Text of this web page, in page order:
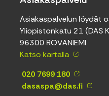
Asiakaspalvelun löydät
Yliopistonkatu 21 (DAS
96300 ROVANIEMI
Katso kartalla
020 7699 180
dasaspa@das.fi